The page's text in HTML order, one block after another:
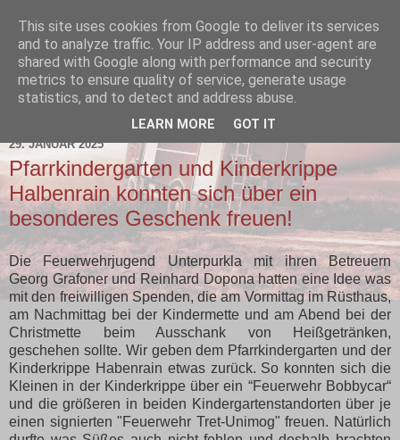
29. JANUAR 2025
Pfarrkindergarten und Kinderkrippe
Halbenrain konnten sich über ein
besonderes Geschenk freuen!
Die Feuerwehrjugend Unterpurkla mit ihren Betreuern
Georg Grafoner und Reinhard Dopona hatten eine Idee was
mit den freiwilligen Spenden, die am Vormittag im Rüsthaus,
am Nachmittag bei der Kindermette und am Abend bei der
Christmette beim Ausschank von Heißgetränken,
geschehen sollte. Wir geben dem Pfarrkindergarten und der
Kinderkrippe Habenrain etwas zurück. So konnten sich die
Kleinen in der Kinderkrippe über ein “Feuerwehr Bobbycar“
und die größeren in beiden Kindergartenstandorten über je
einen signierten "Feuerwehr Tret-Unimog" freuen. Natürlich
This site uses cookies from Google to deliver its services
and to analyze traffic. Your IP address and user-agent are
shared with Google along with performance and security
metrics to ensure quality of service, generate usage
statistics, and to detect and address abuse.
LEARN MORE GOT IT